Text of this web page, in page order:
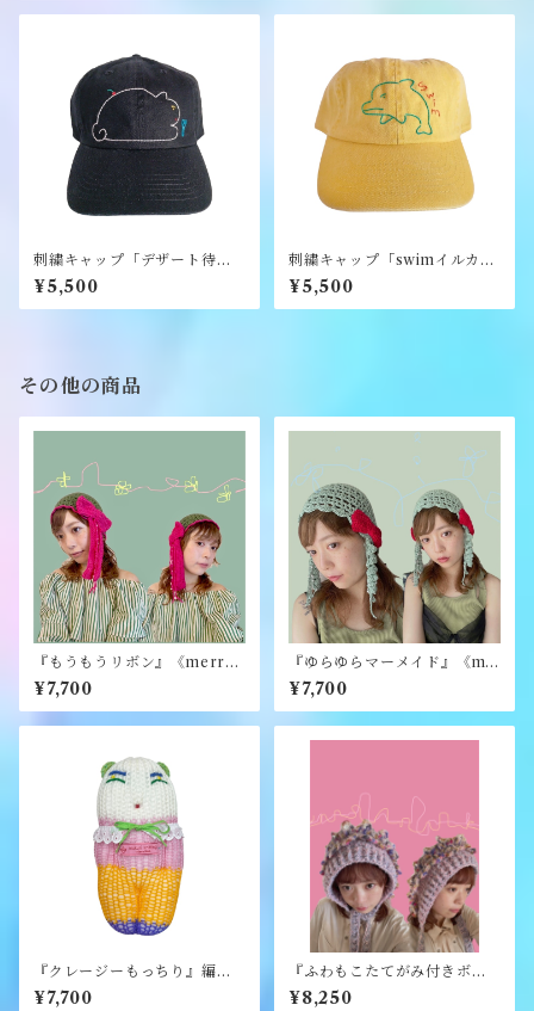
刺繍キャップ「デザート待ち
白ねこ」《むくり》
¥5,500
刺繍キャップ「swimイルカ」
《むくり》
¥5,500
その他の商品
『もうもうリボン』《merry
yarn》
¥7,700
『ゆらゆらマーメイド』《me
rry yarn》
¥7,700
『クレージーもっちり』編み
ぐるみ《むくり》
¥7,700
『ふわもこたてがみ付きボン
ネット』《merry yarn》
¥8,250